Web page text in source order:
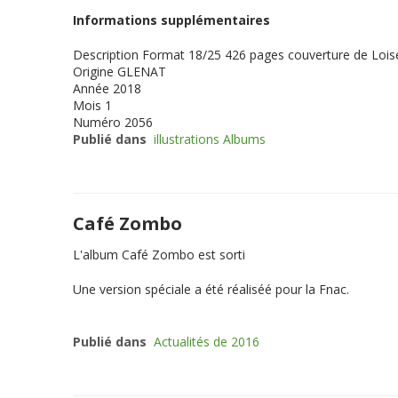
Informations supplémentaires
Description Format 18/25 426 pages couverture de
Origine GLENAT
Année 2018
Mois 1
Numéro 2056
Publié dans illustrations Albums
Café Zombo
L'album Café Zombo est sorti
Une version spéciale a été réaliséé pour la Fnac.
Publié dans Actualités de 2016